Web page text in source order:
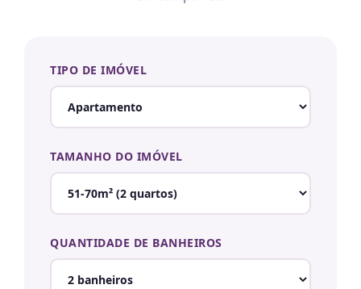
TIPO DE IMÓVEL
TAMANHO DO IMÓVEL
QUANTIDADE DE BANHEIROS